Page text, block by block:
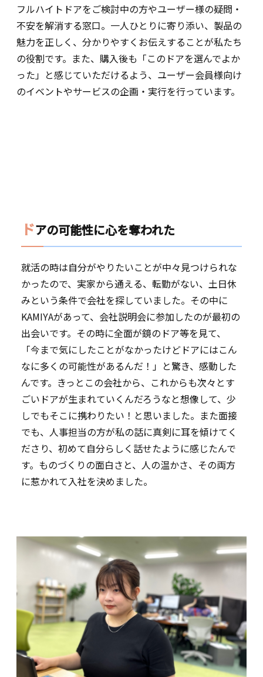
フルハイトドアをご検討中の方やユーザー様の疑問・
不安を解消する窓口。一人ひとりに寄り添い、製品の
魅力を正しく、分かりやすくお伝えすることが私たち
の役割です。また、購入後も「このドアを選んでよか
った」と感じていただけるよう、ユーザー会員様向け
のイベントやサービスの企画・実行を行っています。
ドアの可能性に心を奪われた
就活の時は自分がやりたいことが中々見つけられな
かったので、実家から通える、転勤がない、土日休
みという条件で会社を探していました。その中に
KAMIYAがあって、会社説明会に参加したのが最初の
出会いです。その時に全面が鏡のドア等を見て、
「今まで気にしたことがなかったけどドアにはこん
なに多くの可能性があるんだ！」と驚き、感動した
んです。きっとこの会社から、これからも次々とす
ごいドアが生まれていくんだろうなと想像して、少
しでもそこに携わりたい！と思いました。また面接
でも、人事担当の方が私の話に真剣に耳を傾けてく
ださり、初めて自分らしく話せたように感じたんで
す。ものづくりの面白さと、人の温かさ、その両方
に惹かれて入社を決めました。